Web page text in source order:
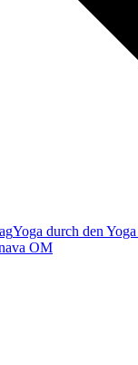
Yoga durch den
OM